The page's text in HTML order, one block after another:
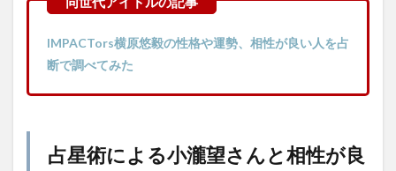
IMPACTors横原悠毅の性格や運勢、相性が良い人を占
断で調べてみた
占星術による小瀧望さんと相性が良